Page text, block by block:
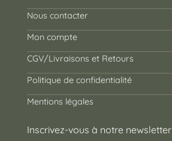
Nous contacter
Mon compte
CGV/Livraisons et Retours
Politique de confidentialité
Mentions légales
Inscrivez-vous à notre newsletter